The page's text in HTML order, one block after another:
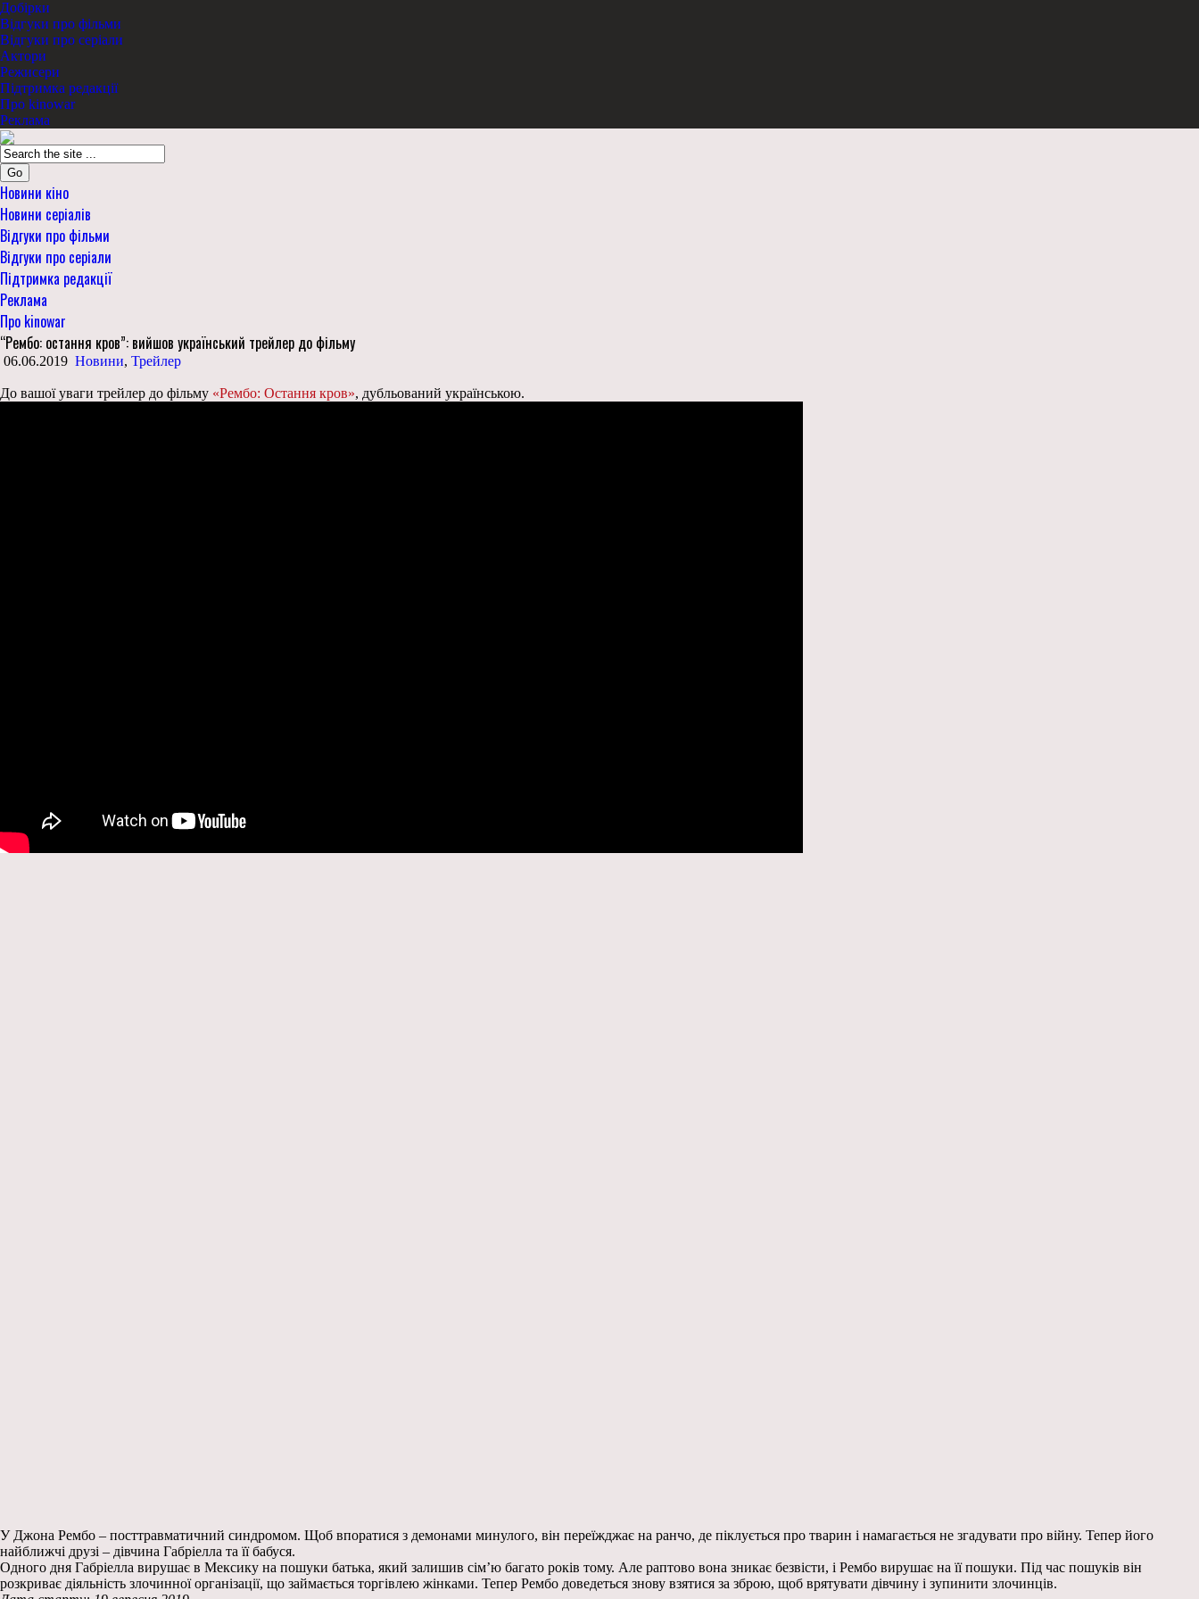
Добірки
Відгуки про фільми
Відгуки про серіали
Актори
Режисери
Підтримка редакції
Про kinowar
Реклама
Go
Новини кіно
Новини серіалів
Відгуки про фільми
Відгуки про серіали
Підтримка редакції
Реклама
Про kinowar
“Рембо: остання кров”: вийшов український трейлер до фільму
06.06.2019 Новини, Трейлер
До вашої уваги трейлер до фільму «Рембо: Остання кров», дубльований українською.
У Джона Рембо – посттравматичний синдромом. Щоб впоратися з демонами минулого, він переїжджає на ранчо, де піклується про тварин і намагається не згадувати про війну. Тепер його
найближчі друзі – дівчина Габріелла та її бабуся.
Одного дня Габріелла вирушає в Мексику на пошуки батька, який залишив сім’ю багато років тому. Але раптово вона зникає безвісти, і Рембо вирушає на її пошуки. Під час пошуків він
розкриває діяльність злочинної організації, що займається торгівлею жінками. Тепер Рембо доведеться знову взятися за зброю, щоб врятувати дівчину і зупинити злочинців.